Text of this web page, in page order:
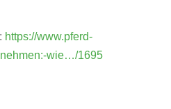
https://www.pferd-
wie…/1695